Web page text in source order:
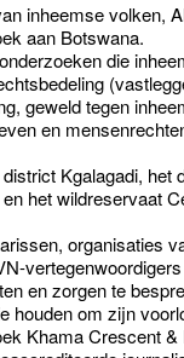
inheemse volken,
aan Botswana.
die
geweld tegen
en
Kgalagadi, het
het wildreservaat
organisaties
en zorgen te
houden om zijn
Khama Crescent